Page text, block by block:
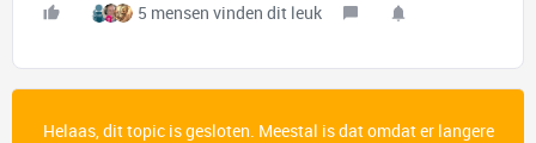
5 mensen vinden dit leuk
Helaas, dit topic is gesloten. Meestal is dat omdat er langere